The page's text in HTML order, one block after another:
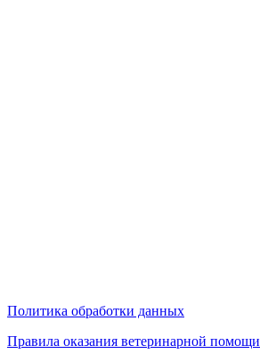
Политика обработки данных
Правила оказания ветеринарной помощи